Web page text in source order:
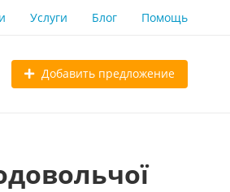
Услуги Блог Помощь
Добавить предложение